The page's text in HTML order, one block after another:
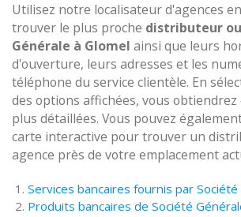
Utilisez notre localisateur d'agences
trouver le plus proche distributeur
Générale à Glomel ainsi que leurs
d'ouverture, leurs adresses et les
téléphone du service clientèle. En
des options affichées, vous
plus détaillées. Vous pouvez
carte interactive pour trouver un
agence près de votre emplacement
Services bancaires fournis par Société
Produits bancaires de Société